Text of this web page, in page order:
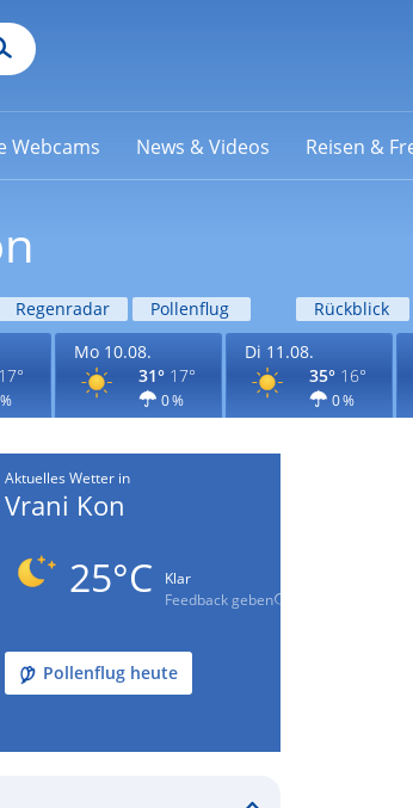
Webcams News & Videos Reisen &
Regenradar Pollenflug
Rückblick
17°
Mo 10.08.
31° 17°
0 %
Di 11.08.
35° 16°
0 %
Aktuelles Wetter in
Vrani Kon
25°C
Klar
Feedback geben
Pollenflug heute